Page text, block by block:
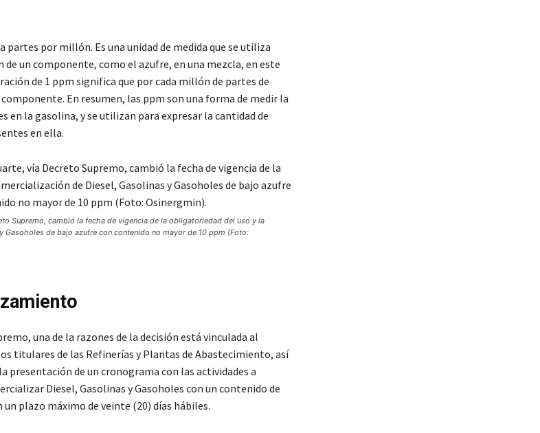
por millón. Es una unidad de medida que se utiliza
de un componente, como el azufre, en una mezcla, en este
de 1 ppm significa que por cada millón de partes de
En resumen, las ppm son una forma de medir la
en la gasolina, y se utilizan para expresar la cantidad de
en ella.
Supremo, cambió la fecha de vigencia de la obligatoriedad del uso y la
Gasoholes de bajo azufre con contenido no mayor de 10 ppm (Foto:
una de la razones de la decisión está vinculada al
titulares de las Refinerías y Plantas de Abastecimiento, así
presentación de un cronograma con las actividades a
Diesel, Gasolinas y Gasoholes con un contenido de
plazo máximo de veinte (20) días hábiles.